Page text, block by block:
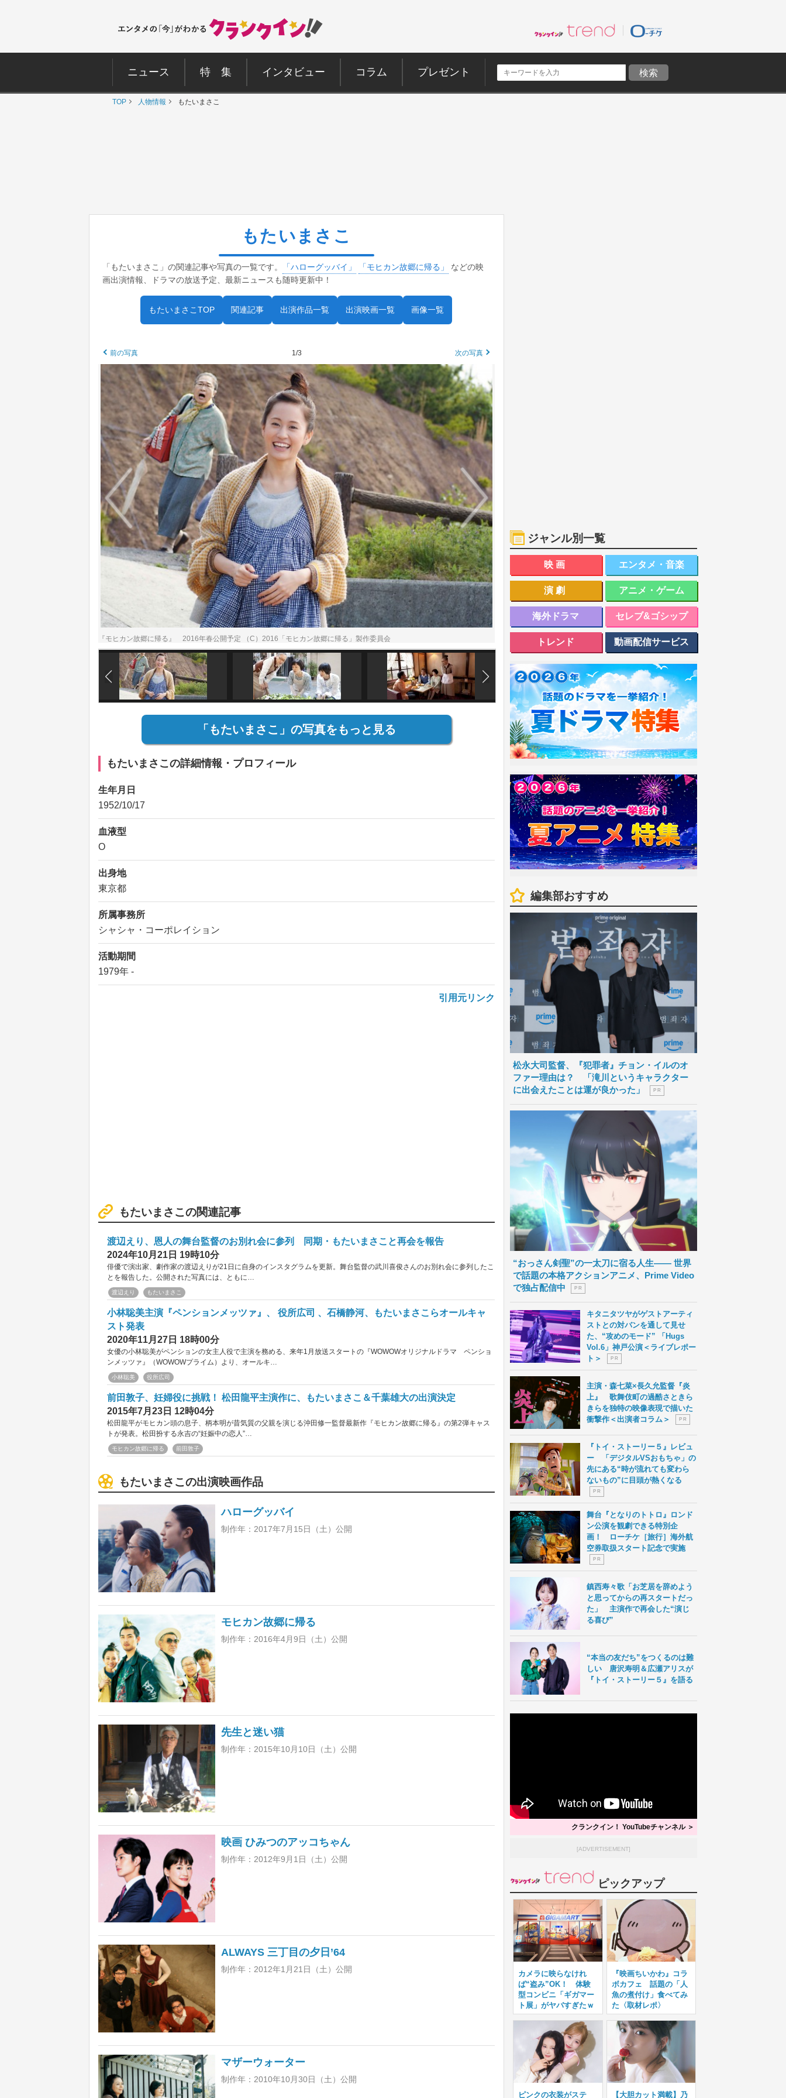
ニュース 特 集 インタビュー コラム プレゼント
TOP 人物情報 もたいまさこ
もたいまさこ
「もたいまさこ」の関連記事や写真の一覧です。 「ハローグッバイ」 「モヒカン故郷に帰る」
などの映
画出演情報、ドラマの放送予定、最新ニュースも随時更新中！
もたいまさこTOP 関連記事 出演作品一覧 出演映画一覧 画像一覧
前の写真 1/3 次の写真
『モヒカン故郷に帰る』 2016年春公開予定 （C）2016「モヒカン故郷に帰る」製作委員会
「もたいまさこ」の写真をもっと見る
もたいまさこの詳細情報・プロフィール
生年月日
1952/10/17
血液型
O
出身地
東京都
所属事務所
シャシャ・コーポレイション
活動期間
1979年 -
引用元リンク
もたいまさこの関連記事
渡辺えり、恩人の舞台監督のお別れ会に参列 同期・もたいまさこと再会を報告
2024年10月21日 19時10分
俳優で演出家、劇作家の渡辺えりが21日に自身のインスタグラムを更新。舞台監督の武川喜俊さんのお別れ会に参列したこ
とを報告した。公開された写真には、ともに…
渡辺えり もたいまさこ
小林聡美主演『ペンションメッツァ』、 役所広司 、石橋静河、もたいまさこらオールキャ
スト発表
2020年11月27日 18時00分
女優の小林聡美がペンションの女主人役で主演を務める、来年1月放送スタートの『WOWOWオリジナルドラマ ペンショ
ンメッツァ』（WOWOWプライム）より、オールキ…
小林聡美 役所広司
前田敦子、妊婦役に挑戦！ 松田龍平主演作に、もたいまさこ＆千葉雄大の出演決定
2015年7月23日 12時04分
松田龍平がモヒカン頭の息子、柄本明が昔気質の父親を演じる沖田修一監督最新作『モヒカン故郷に帰る』の第2弾キャス
トが発表。松田扮する永吉の“妊娠中の恋人”…
モヒカン故郷に帰る 前田敦子
もたいまさこの出演映画作品
ハローグッバイ
制作年：2017年7月15日（土）公開
モヒカン故郷に帰る
制作年：2016年4月9日（土）公開
先生と迷い猫
制作年：2015年10月10日（土）公開
映画 ひみつのアッコちゃん
制作年：2012年9月1日（土）公開
ALWAYS 三丁目の夕日’64
制作年：2012年1月21日（土）公開
マザーウォーター
制作年：2010年10月30日（土）公開
ジャンル別一覧
映画 エンタメ・音楽
演劇 アニメ・ゲーム
海外ドラマ セレブ&ゴシップ
トレンド 動画配信サービス
編集部おすすめ
松永大司監督、『犯罪者』チョン・イルのオ
ファー理由は？ 「滝川というキャラクター
に出会えたことは運が良かった」
P R
“おっさん剣聖”の一太刀に宿る人生―― 世界
で話題の本格アクションアニメ、Prime Video
で独占配信中
P R
キタニタツヤがゲストアーティ
ストとの対バンを通して見せ
た、“攻めのモード” 「Hugs
Vol.6」神戸公演＜ライブレポー
ト＞
P R
主演・森七菜×長久允監督『炎
上』 歌舞伎町の過酷さときら
きらを独特の映像表現で描いた
衝撃作＜出演者コラム＞
P R
『トイ・ストーリー５』レビュ
ー 「デジタルVSおもちゃ」の
先にある“時が流れても変わら
ないもの”に目頭が熱くなる
P R
舞台『となりのトトロ』ロンド
ン公演を観劇できる特別企
画！ ローチケ［旅行］海外航
空券取扱スタート記念で実施
P R
鎮西寿々歌「お芝居を辞めよう
と思ってからの再スタートだっ
た」 主演作で再会した“演じ
る喜び”
“本当の友だち”をつくるのは難
しい 唐沢寿明＆広瀬アリスが
『トイ・ストーリー５』を語る
クランクイン！ YouTubeチャンネル ＞
[ADVERTISEMENT]
ピックアップ
カメラに映らなけれ
ば“盗み”OK！ 体験
型コンビニ「ギガマー
ト展」がヤバすぎたｗ
『映画ちいかわ』コラ
ボカフェ 話題の「人
魚の煮付け」食べてみ
た〈取材レポ〉
ピンクの衣装がステ 【大胆カット満載】乃